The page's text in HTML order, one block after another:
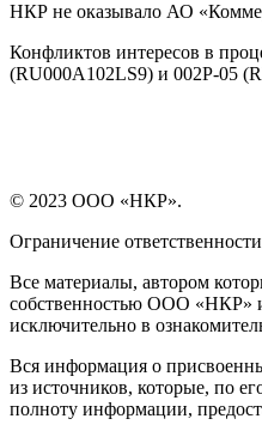
НКР не оказывало АО
Конфликтов интересов в
(RU000A102LS9) и 002Р-05
© 2023 ООО «НКР».
Ограничение ответственности
Все материалы, автором
собственностью ООО «НКР»
исключительно в
Вся информация о
из источников, которые, по
полноту информации,